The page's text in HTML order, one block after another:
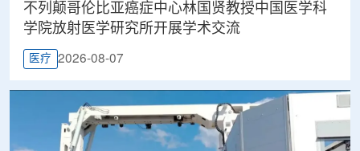
不列颠哥伦比亚癌症中心林国贤教授中国医学科
学院放射医学研究所开展学术交流
医疗 2026-08-07